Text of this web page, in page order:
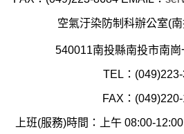
空氣汙染防制科辦公室(
540011南投縣南投市南
TEL：
FAX：
上班(服務)時間：上午 08:00-